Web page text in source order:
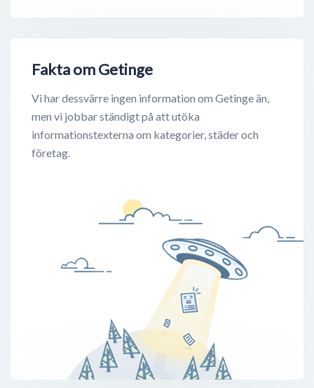
Fakta om Getinge
Vi har dessvärre ingen information om Getinge än,
men vi jobbar ständigt på att utöka
informationstexterna om kategorier, städer och
företag.